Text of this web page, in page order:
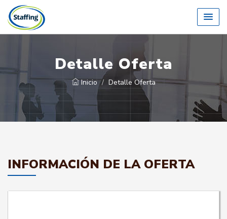
Detalle Oferta
Inicio Detalle Oferta
INFORMACIÓN DE LA OFERTA